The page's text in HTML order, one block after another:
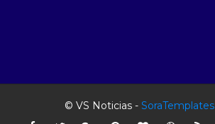
© VS Noticias -SoraTemplates